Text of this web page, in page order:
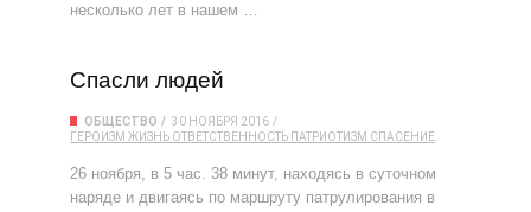
несколько лет в нашем …
Спасли людей
ОБЩЕСТВО
30 НОЯБРЯ 2016
ГЕРОИЗМ ЖИЗНЬ ОТВЕТСТВЕННОСТЬ ПАТРИОТИЗМ СПАСЕНИЕ
26 ноября, в 5 час. 38 минут, находясь в суточном
наряде и двигаясь по маршруту патрулирования в